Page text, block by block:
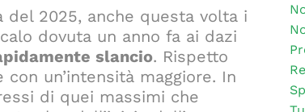
2025, anche questa volta i
dovuta un anno fa ai dazi
slancio. Rispetto
un’intensità maggiore. In
di quei massimi che